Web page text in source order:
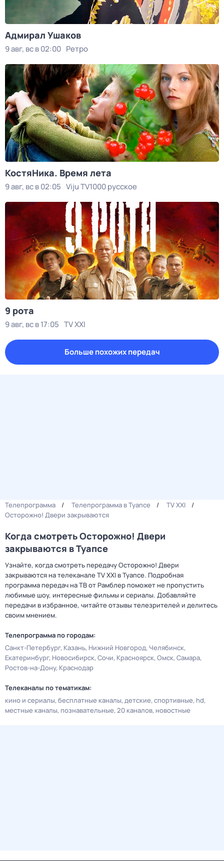
Адмирал Ушаков
9 авг, вс в 02:00 Ретро
КостяНика. Время лета
9 авг, вс в 02:05 Viju TV1000 русское
9 рота
9 авг, вс в 17:05 TV XXI
Больше похожих передач
Телепрограмма Телепрограмма в Туапсе
TV XXI
Осторожно! Двери закрываются
Когда смотреть Осторожно! Двери
закрываются в Туапсе
Узнайте, когда смотреть передачу Осторожно! Двери
закрываются на телеканале TV XXI в Туапсе. Подробная
программа передач на ТВ от Рамблер поможет не пропустить
любимые шоу, интересные фильмы и сериалы. Добавляйте
передачи в избранное, читайте отзывы телезрителей и делитесь
своим мнением.
Телепрограмма по городам:
Санкт-Петербург Казань Нижний Новгород Челябинск
Екатеринбург Новосибирск Сочи Красноярск Омск Самара
Ростов-на-Дону Краснодар
Телеканалы по тематикам:
кино и сериалы бесплатные каналы детские спортивные hd
местные каналы познавательные 20 каналов новостные